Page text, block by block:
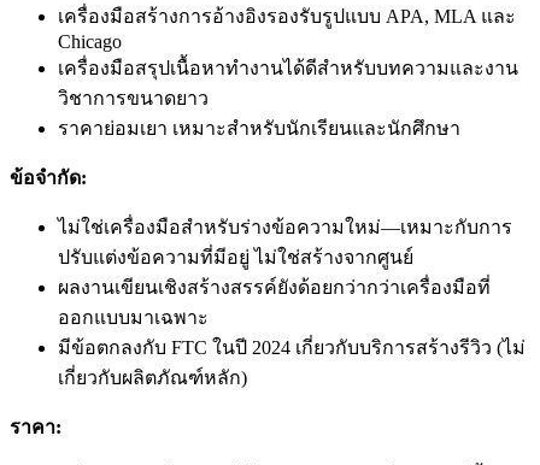
เครื่องมือสร้างการอ้างอิงรองรับรูปแบบ APA, MLA และ
Chicago
เครื่องมือสรุปเนื้อหาทำงานได้ดีสำหรับบทความและงาน
วิชาการขนาดยาว
ราคาย่อมเยา เหมาะสำหรับนักเรียนและนักศึกษา
ข้อจำกัด:
ไม่ใช่เครื่องมือสำหรับร่างข้อความใหม่—เหมาะกับการ
ปรับแต่งข้อความที่มีอยู่ ไม่ใช่สร้างจากศูนย์
ผลงานเขียนเชิงสร้างสรรค์ยังด้อยกว่ากว่าเครื่องมือที่
ออกแบบมาเฉพาะ
มีข้อตกลงกับ FTC ในปี 2024 เกี่ยวกับบริการสร้างรีวิว (ไม่
เกี่ยวกับผลิตภัณฑ์หลัก)
ราคา: